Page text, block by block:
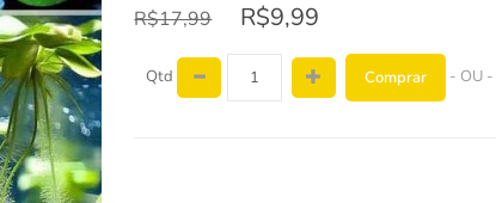
R$17,99 R$9,99
Qtd Comprar - OU -